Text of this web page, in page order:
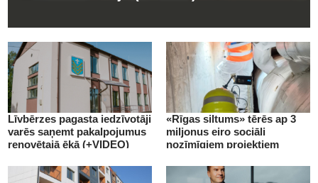
Līvbērzes pagasta iedzīvotāji
varēs saņemt pakalpojumus
renovētajā ēkā (+VIDEO)
«Rīgas siltums» tērēs ap 3
miljonus eiro sociāli
nozīmīgiem projektiem